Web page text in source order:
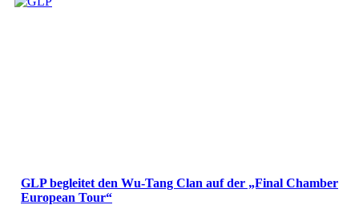
GLP begleitet den Wu-Tang Clan auf der „Final Chamber
European Tour“